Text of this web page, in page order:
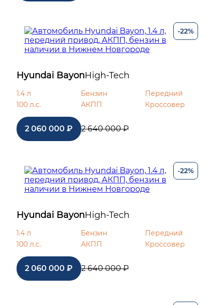
-22%
Hyundai BayonHigh-Tech
1.4 л Бензин
Передний
100 л.с.
АКПП Кроссовер
2 060 000 ₽ 2 640 000 ₽
-22%
Hyundai BayonHigh-Tech
1.4 л Бензин
Передний
100 л.с.
АКПП Кроссовер
2 060 000 ₽ 2 640 000 ₽